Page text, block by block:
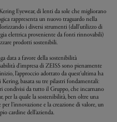
Eyewear, di lenti da sole che migliorano
rappresenta un nuovo traguardo nella
i diversi strumenti (dall’utilizzo di
elettrica proveniente da fonti rinnovabili)
prodotti sostenibili.
data a favore della sostenibilità
d’impresa di ZEISS sono pienamente
l’approccio adottato da quest’ultima ha
basata su tre pilastri fondamentali:
condivisi da tutto il Gruppo, che incarnano
per la quale la sostenibilità, ben oltre una
l’innovazione e la creazione di valore, un
cardine dell’azienda.